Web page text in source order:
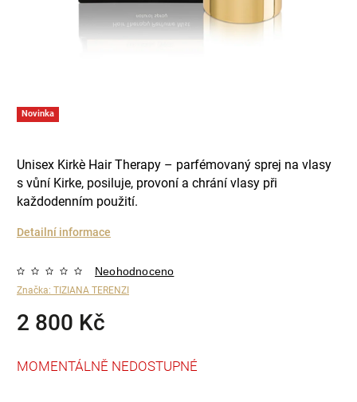
Novinka
Unisex Kirkè Hair Therapy – parfémovaný sprej na vlasy
s vůní Kirke, posiluje, provoní a chrání vlasy při
každodenním použití.
Detailní informace
Značka: TIZIANA TERENZI
Neohodnoceno
2 800 Kč
MOMENTÁLNĚ NEDOSTUPNÉ